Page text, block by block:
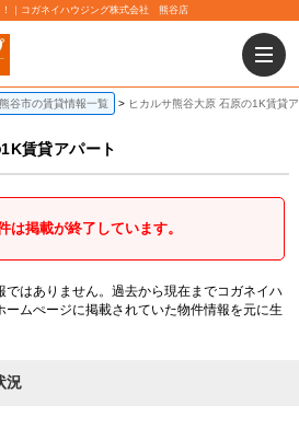
｜コガネイハウジング株式会社 熊谷店
熊谷市の賃貸情報一覧 ヒカルサ熊谷大原 石原の1K賃貸
賃貸アパート
は掲載が終了しています。
はありません。過去から現在までコガネイハ
ムぺージに掲載されていた物件情報を元に生
況